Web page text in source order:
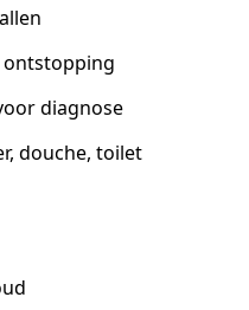
ontstopping
diagnose
douche, toilet